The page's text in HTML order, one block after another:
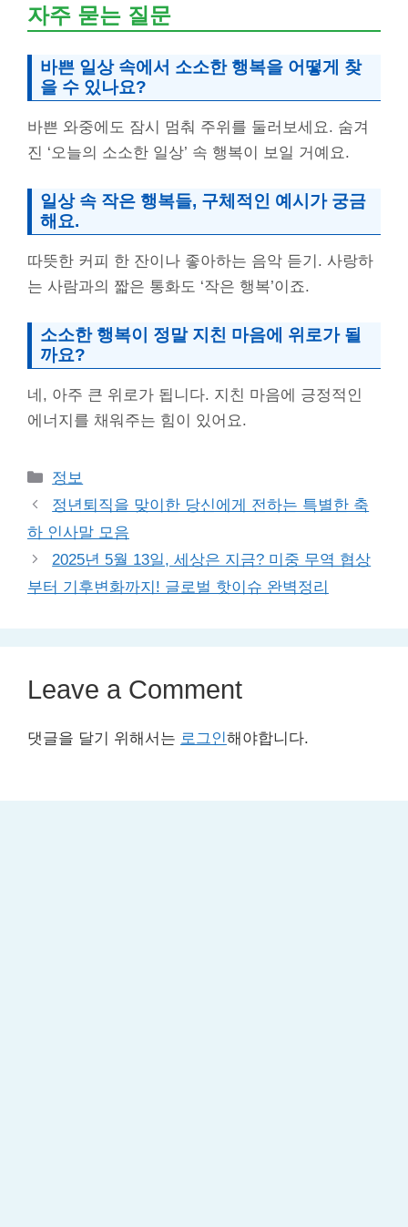
자주 묻는 질문
바쁜 일상 속에서 소소한 행복을 어떻게 찾
을 수 있나요?
바쁜 와중에도 잠시 멈춰 주위를 둘러보세요. 숨겨
진 ‘오늘의 소소한 일상’ 속 행복이 보일 거예요.
일상 속 작은 행복들, 구체적인 예시가 궁금
해요.
따뜻한 커피 한 잔이나 좋아하는 음악 듣기. 사랑하
는 사람과의 짧은 통화도 ‘작은 행복’이죠.
소소한 행복이 정말 지친 마음에 위로가 될
까요?
네, 아주 큰 위로가 됩니다. 지친 마음에 긍정적인
에너지를 채워주는 힘이 있어요.
Categories
정보
정년퇴직을 맞이한 당신에게 전하는 특별한 축
하 인사말 모음
2025년 5월 13일, 세상은 지금? 미중 무역 협상
부터 기후변화까지! 글로벌 핫이슈 완벽정리
Leave a Comment
댓글을 달기 위해서는 로그인해야합니다.